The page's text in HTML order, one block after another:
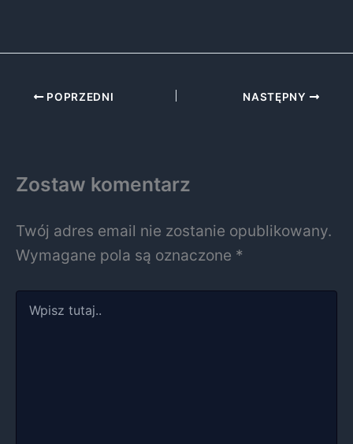
POPRZEDNI NASTĘPNY
Zostaw komentarz
Twój adres email nie zostanie opublikowany.
Wymagane pola są oznaczone *
tutaj..